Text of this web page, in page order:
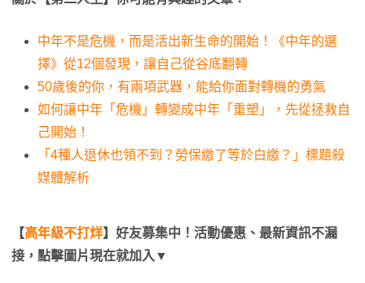
中年不是危機，而是活出新生命的開始！《中年的選
擇》從12個發現，讓自己從谷底翻轉
50歲後的你，有兩項武器，能給你面對轉機的勇氣
如何讓中年「危機」轉變成中年「重塑」，先從拯救自
己開始！
「4種人退休也領不到？勞保繳了等於白繳？」標題殺
媒體解析
【高年級不打烊】好友募集中！活動優惠、最新資訊不漏
接，點擊圖片現在就加入▼